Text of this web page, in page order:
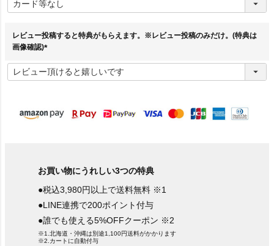
必
須
レビュー投稿すると特典がもらえます。※レビュー投稿のみだけ。(特典は
画像確認)
必
須
お買い物にうれしい3つの特典
●税込3,980円以上で送料無料 ※1
●LINE連携で200ポイント付与
●誰でも使える5%OFFクーポン ※2
※1.北海道・沖縄は別途1,100円送料がかかります
※2.カートに自動付与